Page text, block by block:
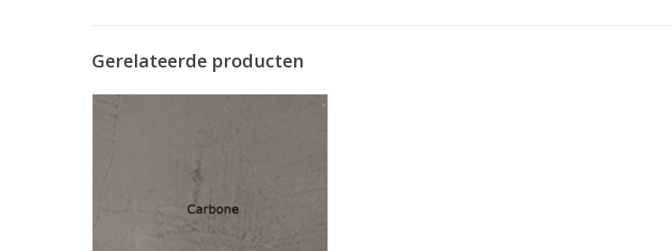
Gerelateerde producten
De beton-ciré floor besteld u 'per stuk'
de coating om eea waterdicht te maken!